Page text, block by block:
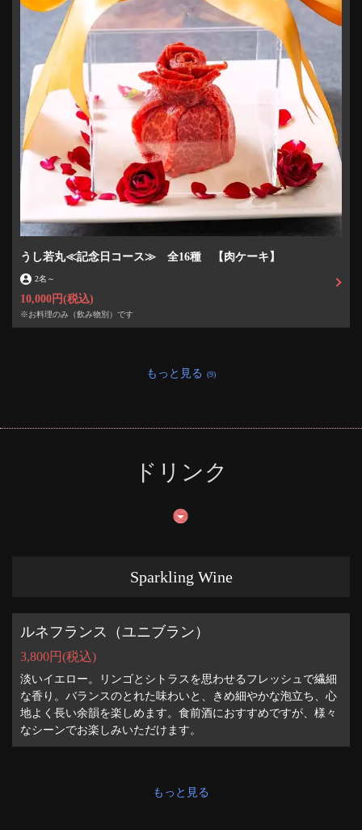
うし若丸≪記念日コース≫ 全16種 【肉ケーキ】
2名 ～
10,000円(税込)
※お料理のみ（飲み物別）です
もっと見る (9)
ドリンク
Sparkling Wine
ルネフランス（ユニブラン）
3,800円(税込)
淡いイエロー。リンゴとシトラスを思わせるフレッシュで繊細
な香り。バランスのとれた味わいと、きめ細やかな泡立ち、心
地よく長い余韻を楽しめます。食前酒におすすめですが、様々
なシーンでお楽しみいただけます。
もっと見る